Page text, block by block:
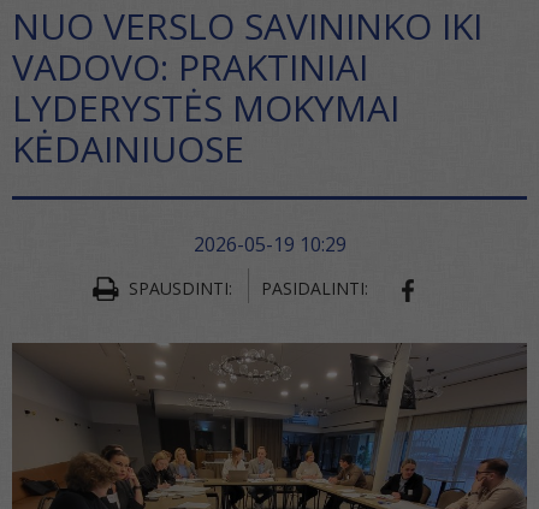
NUO VERSLO SAVININKO IKI
VADOVO: PRAKTINIAI
LYDERYSTĖS MOKYMAI
KĖDAINIUOSE
2026-05-19 10:29
SPAUSDINTI: PASIDALINTI: